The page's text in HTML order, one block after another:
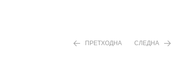
ПРЕТХОДНА СЛЕДНА